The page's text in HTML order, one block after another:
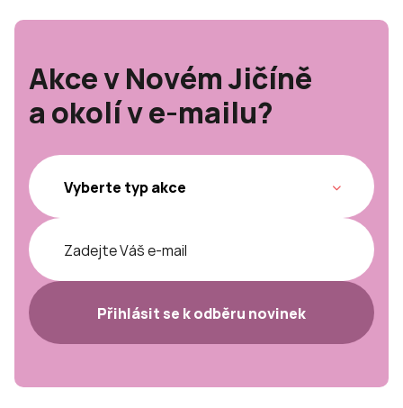
Akce v Novém Jičíně
a okolí v e-mailu?
Přihlásit se k odběru novinek